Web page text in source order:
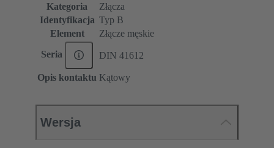
Kategoria
Złącza
Identyfikacja Typ B
Element
Złącze męskie
Seria DIN 41612
Opis kontaktu Kątowy
Wersja